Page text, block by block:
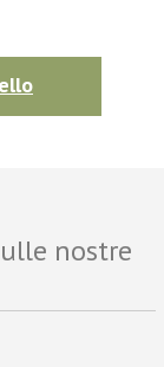
nostre